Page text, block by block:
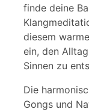
finde deine
diesem
ein, den
Sinnen zu
Die
Gongs und